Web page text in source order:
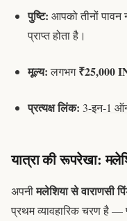
पुष्टि: आपको तीनों पावन
प्राप्त होता है।
मूल्य:लगभग₹25,000
प्रत्यक्ष लिंक: 3-इन-1
यात्रा की रूपरेखा:
अपनीमलेशिया से वाराणसी
प्रथम व्यावहारिक चरण है —